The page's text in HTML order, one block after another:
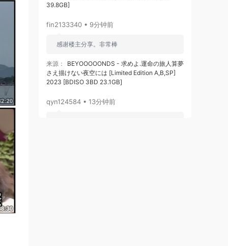
39.8GB]
fin2133340 • 9分钟前
感谢楼主分享。非常棒
来源：
BEYOOOOONDS - 求めよ.運命の旅人算夢
さえ描けない夜空には [Limited Edition A,B,SP]
2023 [BDISO 3BD 23.1GB]
qyn124584 • 13分钟前